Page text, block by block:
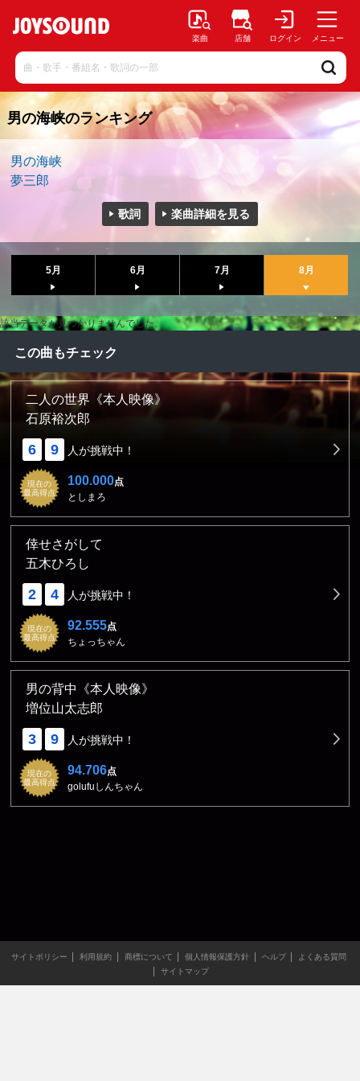
楽曲 店舗 ログイン メニュー
男の海峡のランキング
男の海峡
夢三郎
歌詞 楽曲詳細を見る
5月 6月 7月 8月
該当データが見つかりませんでした。
この曲もチェック
二人の世界《本人映像》
石原裕次郎
6 9 人が挑戦中！
現在の
最高得点
100.000点
としまろ
倖せさがして
五木ひろし
2 4 人が挑戦中！
現在の
最高得点
92.555点
ちょっちゃん
男の背中《本人映像》
増位山太志郎
3 9 人が挑戦中！
現在の
最高得点
94.706点
golufuしんちゃん
サイトポリシー 利用規約 商標について 個人情報保護方針 ヘルプ
よくある質問
サイトマップ